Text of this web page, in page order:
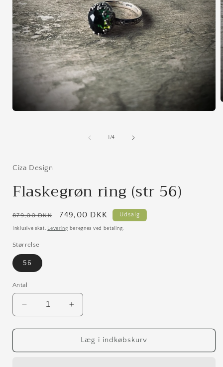
1 /af
4
Ciza Design
Flaskegrøn ring (str 56)
Normalpris
879,00 DKK Udsalgspris
749,00 DKK Udsalg
Inklusive skat. Levering beregnes ved betaling.
Størrelse
56
Antal
Reducer
antallet
for
ring
Øg
antallet
for
Flaskegrøn
ring
Læg i indkøbskurv